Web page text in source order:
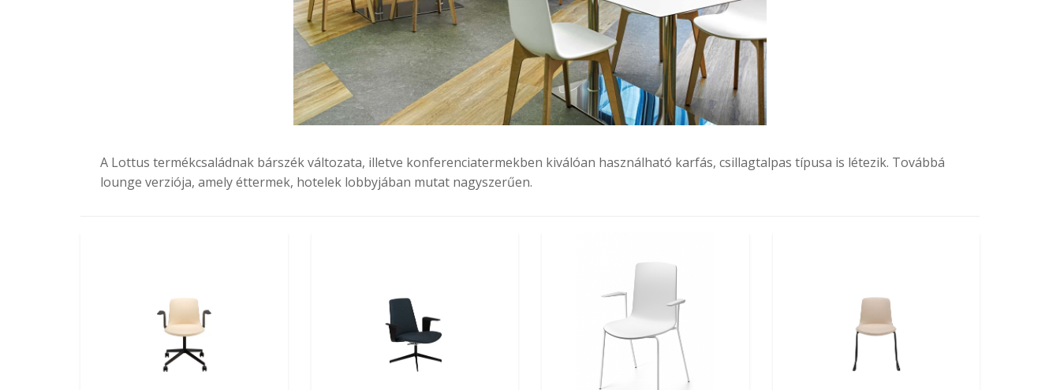
A Lottus termékcsaládnak bárszék változata, illetve konferenciatermekben kiválóan használható karfás, csillagtalpas típusa is létezik. Továbbá
lounge verziója, amely éttermek, hotelek lobbyjában mutat nagyszerűen.